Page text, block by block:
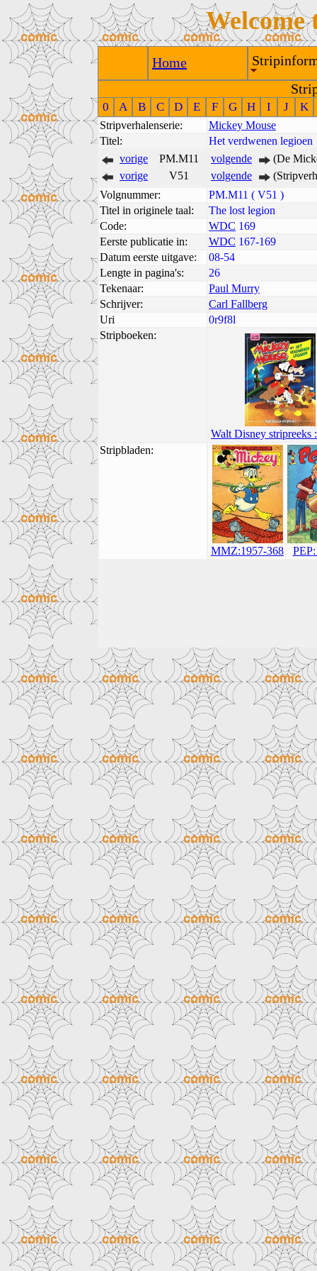
Welcome
Home
0 A B C D E F G H I J K
Stripverhalenserie:
Mickey Mouse
Titel:
Het verdwenen legioen
vorige
PM.M11 volgende
(De
vorige
V51 volgende
Volgnummer:
PM.M11 ( V51 )
Titel in originele taal:
The lost legion
Code:
WDC 169
Eerste publicatie in:
WDC 167-169
Datum eerste uitgave:
08-54
Lengte in pagina's:
26
Tekenaar:
Paul Murry
Schrijver:
Carl Fallberg
Uri
0r9f8l
Stripboeken:
Walt Disney stripreeks
Stripbladen:
MMZ:1957-368